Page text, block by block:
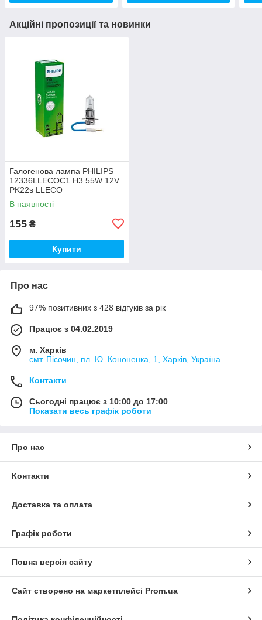
Акційні пропозиції та новинки
Галогенова лампа PHILIPS
12336LLECOC1 H3 55W 12V
PK22s LLECO
В наявності
155 ₴
Купити
Про нас
97% позитивних з 428 відгуків за рік
Працює з 04.02.2019
м. Харків
смт. Пісочин, пл. Ю. Кононенка, 1, Харків, Україна
Контакти
Сьогодні працює з 10:00 до 17:00
Показати весь графік роботи
Про нас
Контакти
Доставка та оплата
Графік роботи
Повна версія сайту
Сайт створено на маркетплейсі Prom.ua